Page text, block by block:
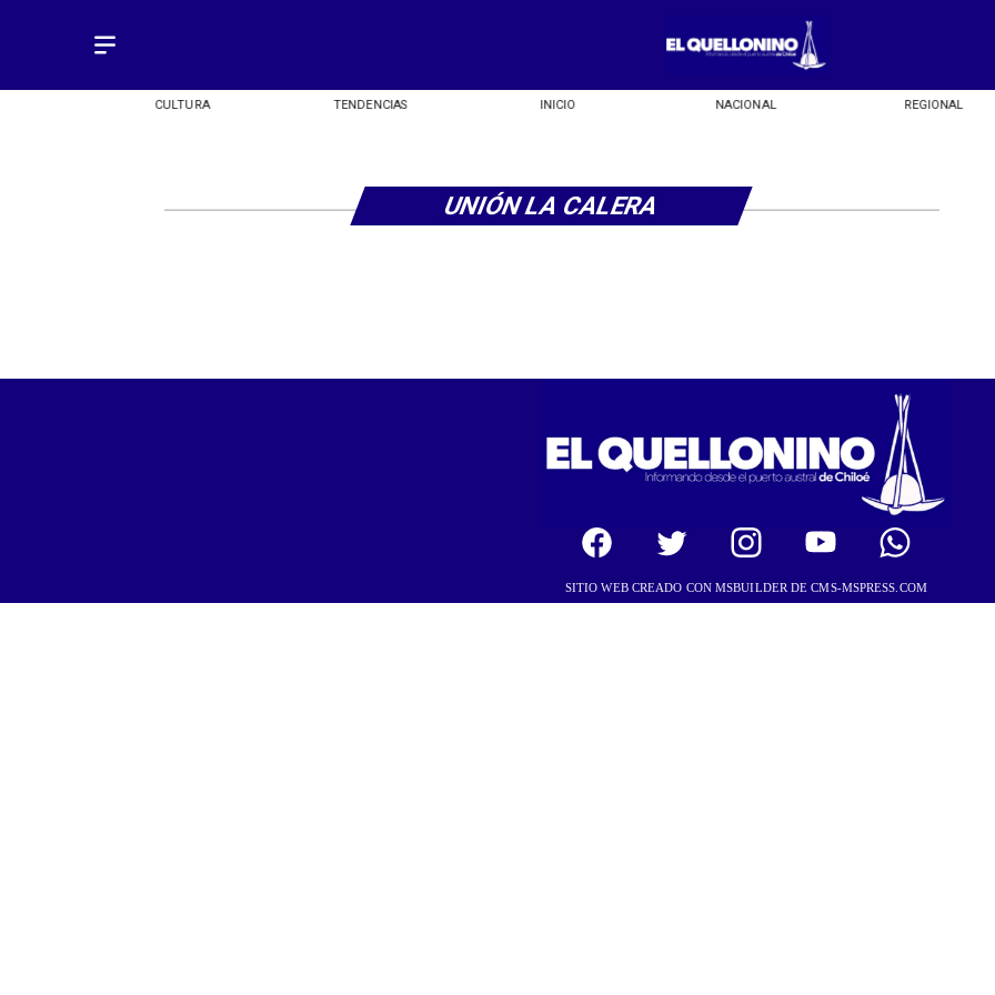
CULTURA TENDENCIAS INICIO NACIONAL REGIONAL
​UNIÓN LA CALERA
SITIO WEB CREADO CON MSBUILDER DE CMS-MSPRESS.COM